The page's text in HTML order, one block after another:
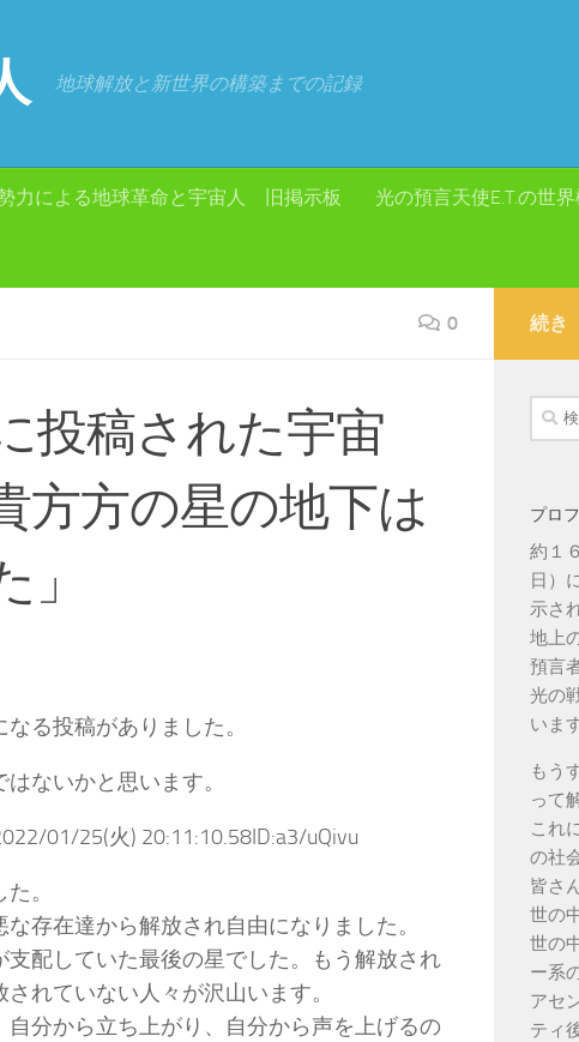
地球解放と新世界の構築までの記録
力による地球革命と宇宙人 旧掲示板 光の預言天使E.T.の世
0
投稿された宇宙
方方の星の地下は
る投稿がありました。
ないかと思います。
01/25(火) 20:11:10.58ID:a3/uQivu
。
存在達から解放され自由になりました。
配していた最後の星でした。もう解放され
れていない人々が沢山います。
分から立ち上がり、自分から声を上げるの
続き
検
索:
プロ
約１
日）
示さ
地上
預言
光の
いま
もう
って
これ
の社
皆さ
世の
世の
ー系
アセ
ティ